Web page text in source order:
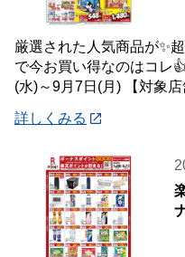
厳選された人気商品が✨
で今お買い得なのはコレ👍 【チラシ対象期間】 7月29
(水)～9月7日(月) 【対象店舗】 ホームセンター（ビーバー
詳しくみる